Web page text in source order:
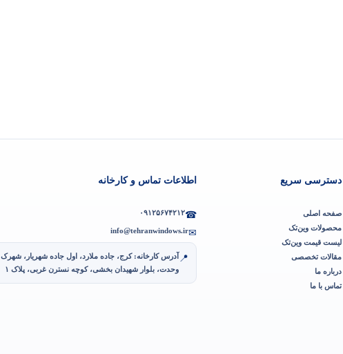
دسترسی سریع
صفحه اصلی
محصولات وین‌تک
لیست قیمت وین‌تک
مقالات تخصصی
درباره ما
تماس با ما
اطلاعات تماس و کارخانه
☎۰۹۱۲۵۶۷۴۲۱۲
✉
info@tehranwindows.ir
📍 آدرس کارخانه: کرج، جاده ملارد، اول جاده شهریار، شهرک
وحدت، بلوار شهیدان بخشی، کوچه نسترن غربی، پلاک ۱